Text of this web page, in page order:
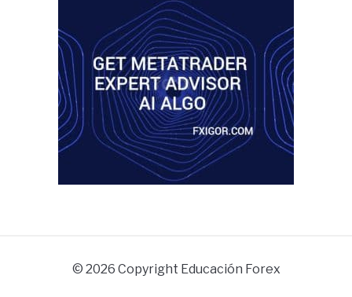
© 2026 Copyright Educación Forex